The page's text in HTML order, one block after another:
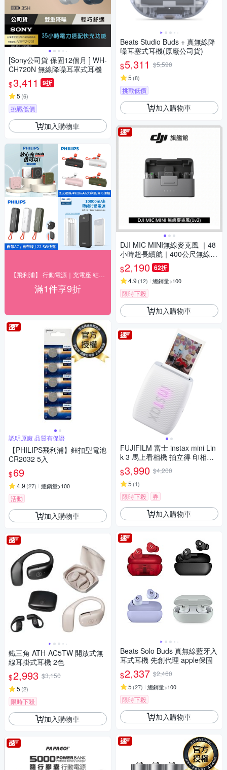
[Sony公司貨 保固12個月 ] WH-
CH720N 無線降噪耳罩式耳機
$3,411 9折
5 (6)
挑戰低價
加入購物車
滿1件享9折
認明原廠 品質有保證
【PHILIPS飛利浦】鈕扣型電池
CR2032 5入
$69
4.9 (27) 總銷量>100
活動
加入購物車
鐵三角 ATH-AC5TW 開放式無
線耳掛式耳機 2色
$2,993 $3,150
5 (2)
限時下殺
加入購物車
Beats Studio Buds + 真無線降
噪耳塞式耳機(原廠公司貨)
$5,311 $5,590
5 (8)
挑戰低價
加入購物車
DJI MIC MINI無線麥克風 ｜48
小時超長續航｜400公尺無線傳
輸
$2,190 62折
4.9 (12) 總銷量>100
限時下殺
加入購物車
FUJIFILM 富士 instax mini Lin
k 3 馬上看相機 拍立得 印相機
公司貨
$3,990 $4,200
5 (1)
限時下殺 券
加入購物車
Beats Solo Buds 真無線藍牙入
耳式耳機 先創代理 apple保固
$2,337 $2,460
5 (27) 總銷量>100
限時下殺
加入購物車